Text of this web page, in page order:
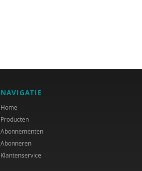
NAVIGATIE
Home
Producten
Abonnementen
Abonneren
Klantenservice